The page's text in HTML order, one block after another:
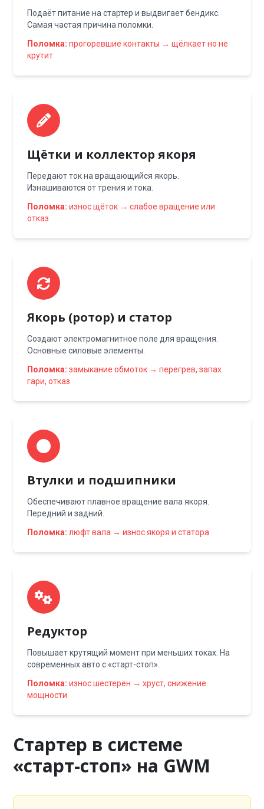
Подаёт питание на стартер и выдвигает бендикс.
Самая частая причина поломки.
Поломка: прогоревшие контакты → щёлкает но не
крутит
Щётки и коллектор якоря
Передают ток на вращающийся якорь.
Изнашиваются от трения и тока.
Поломка: износ щёток → слабое вращение или
отказ
Якорь (ротор) и статор
Создают электромагнитное поле для вращения.
Основные силовые элементы.
Поломка: замыкание обмоток → перегрев, запах
гари, отказ
Втулки и подшипники
Обеспечивают плавное вращение вала якоря.
Передний и задний.
Поломка: люфт вала → износ якоря и статора
Редуктор
Повышает крутящий момент при меньших токах. На
современных авто с «старт-стоп».
Поломка: износ шестерён → хруст, снижение
мощности
Стартер в системе
«старт-стоп» на GWM